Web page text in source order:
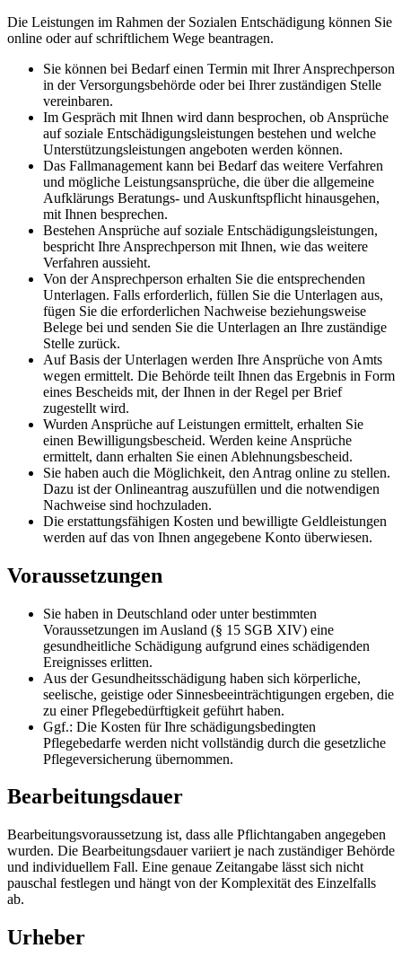
Die Leistungen im Rahmen der Sozialen Entschädigung können Sie
online oder auf schriftlichem Wege beantragen.
Sie können bei Bedarf einen Termin mit Ihrer Ansprechperson
in der Versorgungsbehörde oder bei Ihrer zuständigen Stelle
vereinbaren.
Im Gespräch mit Ihnen wird dann besprochen, ob Ansprüche
auf soziale Entschädigungsleistungen bestehen und welche
Unterstützungsleistungen angeboten werden können.
Das Fallmanagement kann bei Bedarf das weitere Verfahren
und mögliche Leistungsansprüche, die über die allgemeine
Aufklärungs Beratungs- und Auskunftspflicht hinausgehen,
mit Ihnen besprechen.
Bestehen Ansprüche auf soziale Entschädigungsleistungen,
bespricht Ihre Ansprechperson mit Ihnen, wie das weitere
Verfahren aussieht.
Von der Ansprechperson erhalten Sie die entsprechenden
Unterlagen. Falls erforderlich, füllen Sie die Unterlagen aus,
fügen Sie die erforderlichen Nachweise beziehungsweise
Belege bei und senden Sie die Unterlagen an Ihre zuständige
Stelle zurück.
Auf Basis der Unterlagen werden Ihre Ansprüche von Amts
wegen ermittelt. Die Behörde teilt Ihnen das Ergebnis in Form
eines Bescheids mit, der Ihnen in der Regel per Brief
zugestellt wird.
Wurden Ansprüche auf Leistungen ermittelt, erhalten Sie
einen Bewilligungsbescheid. Werden keine Ansprüche
ermittelt, dann erhalten Sie einen Ablehnungsbescheid.
Sie haben auch die Möglichkeit, den Antrag online zu stellen.
Dazu ist der Onlineantrag auszufüllen und die notwendigen
Nachweise sind hochzuladen.
Die erstattungsfähigen Kosten und bewilligte Geldleistungen
werden auf das von Ihnen angegebene Konto überwiesen.
Voraussetzungen
Sie haben in Deutschland oder unter bestimmten
Voraussetzungen im Ausland (§ 15 SGB XIV) eine
gesundheitliche Schädigung aufgrund eines schädigenden
Ereignisses erlitten.
Aus der Gesundheitsschädigung haben sich körperliche,
seelische, geistige oder Sinnesbeeinträchtigungen ergeben, die
zu einer Pflegebedürftigkeit geführt haben.
Ggf.: Die Kosten für Ihre schädigungsbedingten
Pflegebedarfe werden nicht vollständig durch die gesetzliche
Pflegeversicherung übernommen.
Bearbeitungsdauer
Bearbeitungsvoraussetzung ist, dass alle Pflichtangaben angegeben
wurden. Die Bearbeitungsdauer variiert je nach zuständiger Behörde
und individuellem Fall. Eine genaue Zeitangabe lässt sich nicht
pauschal festlegen und hängt von der Komplexität des Einzelfalls
ab.
Urheber